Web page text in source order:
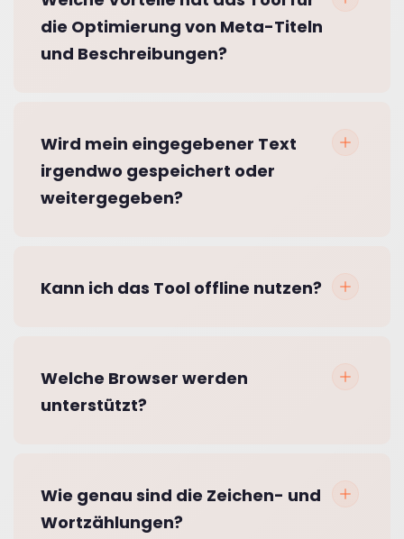
die Optimierung von Meta-Titeln
und Beschreibungen?
Wird mein eingegebener Text
irgendwo gespeichert oder
weitergegeben?
Kann ich das Tool offline nutzen?
Welche Browser werden
unterstützt?
Wie genau sind die Zeichen- und
Wortzählungen?